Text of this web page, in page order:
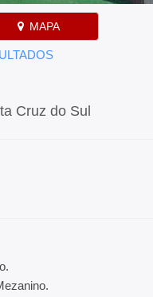
MAPA
Cruz do Sul